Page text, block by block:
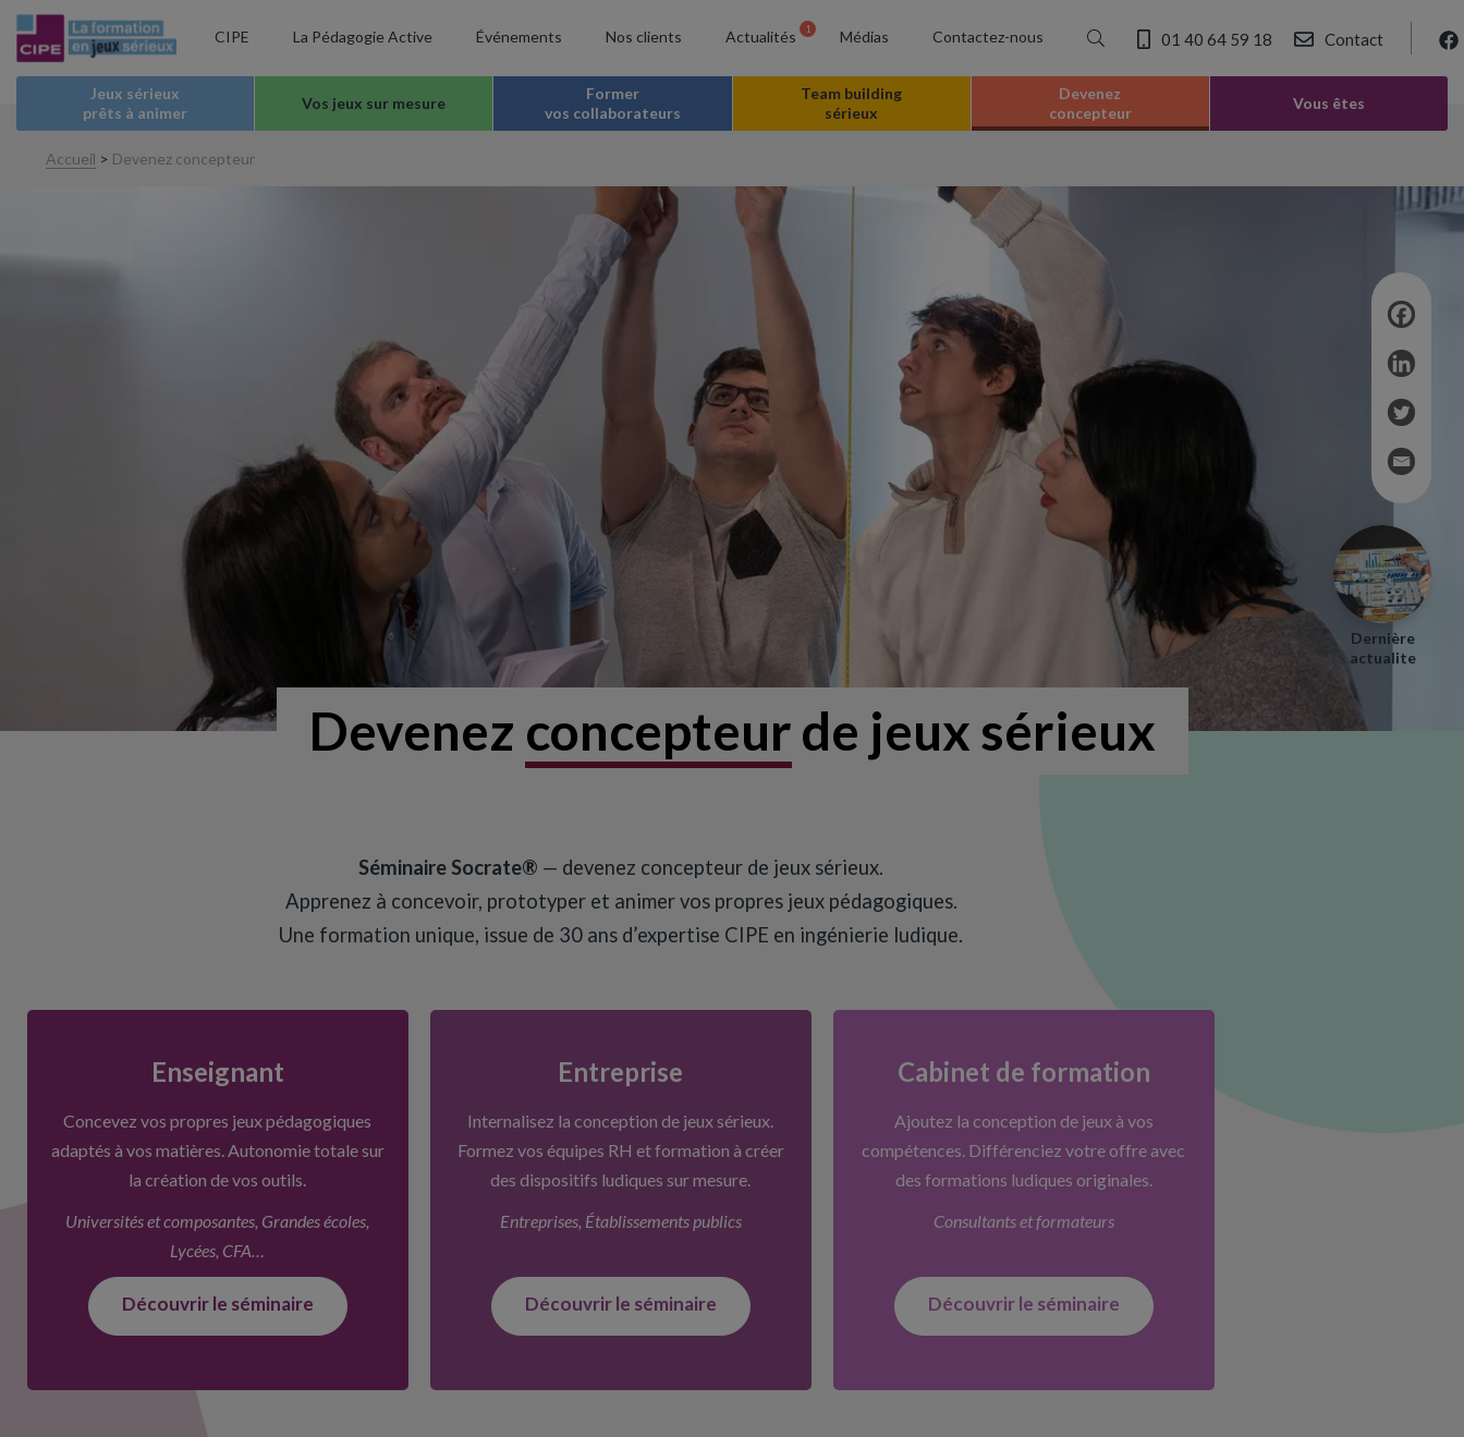
CIPE La Pédagogie Active Événements Nos clients Actualités 1 Médias Contactez-nous 01 40 64 59 18 Contact
Jeux sérieux
prêts à animer
Vos jeux sur mesure
Former
vos collaborateurs
Team building
sérieux
Devenez
concepteur
Vous êtes
Accueil > Devenez concepteur
Devenez concepteurde jeux sérieux
Séminaire Socrate® — devenez concepteur de jeux sérieux.
Apprenez à concevoir, prototyper et animer vos propres jeux pédagogiques.
Une formation unique, issue de 30 ans d’expertise CIPE en ingénierie ludique.
Enseignant
Concevez vos propres jeux pédagogiques
adaptés à vos matières. Autonomie totale sur
la création de vos outils.
Universités et composantes, Grandes écoles,
Lycées, CFA…
Découvrir le séminaire
Entreprise
Internalisez la conception de jeux sérieux.
Formez vos équipes RH et formation à créer
des dispositifs ludiques sur mesure.
Entreprises, Établissements publics
Découvrir le séminaire
Cabinet de formation
Ajoutez la conception de jeux à vos
compétences. Différenciez votre offre avec
des formations ludiques originales.
Consultants et formateurs
Découvrir le séminaire
Dernière
actualite